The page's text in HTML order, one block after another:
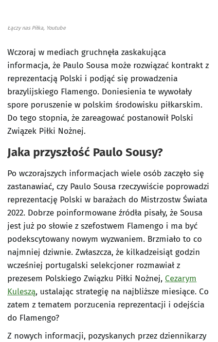
Łączy nas Piłka, Youtube
Wczoraj w mediach gruchnęła zaskakująca
informacja, że Paulo Sousa może rozwiązać kontrakt z
reprezentacją Polski i podjąć się prowadzenia
brazylijskiego Flamengo. Doniesienia te wywołały
spore poruszenie w polskim środowisku piłkarskim.
Do tego stopnia, że zareagować postanowił Polski
Związek Piłki Nożnej.
Jaka przyszłość Paulo Sousy?
Po wczorajszych informacjach wiele osób zaczęło się
zastanawiać, czy Paulo Sousa rzeczywiście poprowadzi
reprezentację Polski w barażach do Mistrzostw Świata
2022. Dobrze poinformowane źródła pisały, że Sousa
jest już po słowie z szefostwem Flamengo i ma być
podekscytowany nowym wyzwaniem. Brzmiało to co
najmniej dziwnie. Zwłaszcza, że kilkadzeisiąt godzin
wcześniej portugalski selekcjoner rozmawiał z
prezesem Polskiego Związku Piłki Nożnej, Cezarym
Kuleszą, ustalając strategię na najbliższe miesiące. Co
zatem z tematem porzucenia reprezentacji i odejścia
do Flamengo?
Z nowych informacji, pozyskanych przez dziennikarzy